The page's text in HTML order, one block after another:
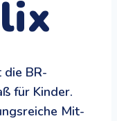
BR-
für Kinder.
Mit-